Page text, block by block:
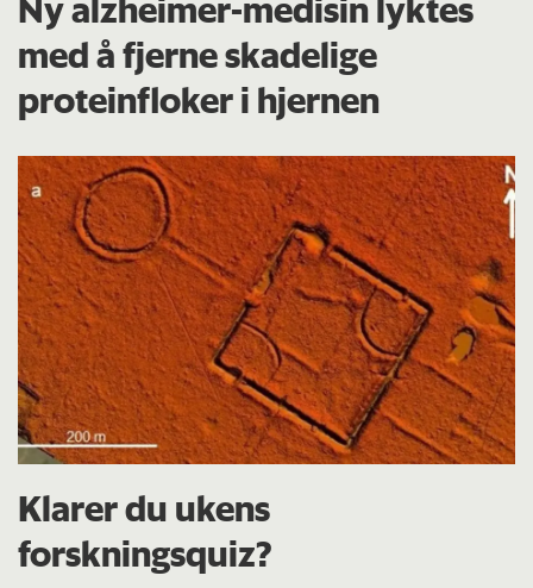
med å fjerne skadelige
proteinfloker i hjernen
Klarer du ukens
forskningsquiz?